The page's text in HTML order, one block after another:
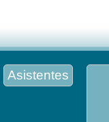
Asistentes